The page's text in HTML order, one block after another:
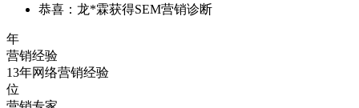
恭喜：龙*霖获得SEM营销诊断
年
营销经验
13年网络营销经验
位